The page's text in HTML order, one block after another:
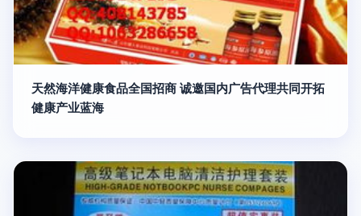
天然海洋健康食品全国招商 诚邀国内广告代理共同开拓
健康产业蓝海